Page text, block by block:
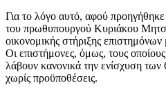
Για το λόγο αυτό, αφού
του πρωθυπουργού Κυριάκου
οικονομικής στήριξης επιστημόνων
Οι επιστήμονες, όμως, τους
λάβουν κανονικά την ενίσχυση
χωρίς προϋποθέσεις.